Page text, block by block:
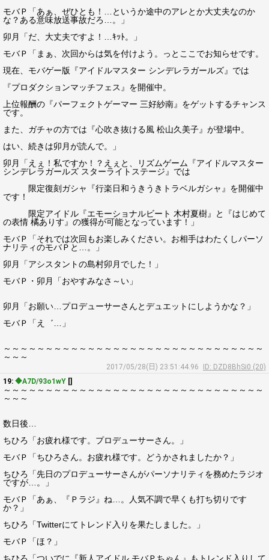
モバＰ「あぁ、ぜひとも！…というか途中のアレとか大丈夫なのか
な？ある意味放送事故だろ…。」
卯月「だ、大丈夫ですよ！…ｷｯﾄ。」
モバＰ「まぁ、次回からは気を付けよう。っとここでお知らせです。
現在、モバゲー版『アイドルマスター シンデレラガールズ』では
『プロダクションマッチフェス』を開催中。
上位報酬の『パーフェクトゲーマー 三好紗南』をゲットするチャンス
です。
また、ガチャの方では『心吹き抜ける風 松山久美子』が登場中。
はい、続きは卯月が読んで。」
卯月「えぇ！私ですか！？えぇと、リズムゲーム『アイドルマスター
シンデレラガールズ スターライトステージ』では
限定復刻ガシャ『行楽日和うきうきトラベルガシャ』を開催中
です！
限定アイドル『エモーショナルビート 木村夏樹』と『はじめて
の表情 橘ありす』の獲得が可能となっています！」
モバＰ「それでは次回もお楽しみください。お相手はわたくしパーソ
ナリティのモバＰと…。」
卯月「アシスタントの島村卯月でした！」
モバＰ・卯月「おやすみなさ～い」
卯月「お願い…プロデューサーさんとデュエットにしようかな？」
モバＰ「え゛…」
～～～～～～～～～～～～～～～～～～～～～～～～～～～～～～～
～～～
2017/05/28(日) 23:51:44.96
ID: DZD8BhSi0 (20)
19: ◆A7D/93o1wY []
～～～～～～～～～～～～～～～～～～～～～～～～～～～～～～～
～～～
数日後…
ちひろ「お疲れ様です。プロデューサーさん。」
モバＰ「ちひろさん。お疲れ様です。どうかされましたか？」
ちひろ「先日のプロデューサーさんがパーソナリティを務めたラジオ
ですが…。」
モバＰ「あぁ、『Ｐラジ』ね…。人気不調で早くも打ち切りです
か？」
ちひろ「Twitterにてトレンド入りを果たしました。」
モバＰ「ほ？」